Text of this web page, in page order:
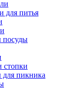
для питья
посуды
стопки
пикника